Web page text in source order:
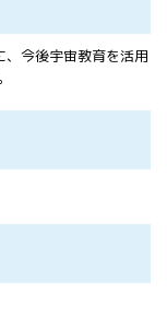
今後宇宙教育を活用